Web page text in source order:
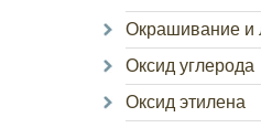
Окрашивание и
Оксид углерода
Оксид этилена